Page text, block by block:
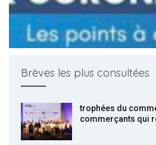
Brèves les plus consultées
trophées du
commerçants qui